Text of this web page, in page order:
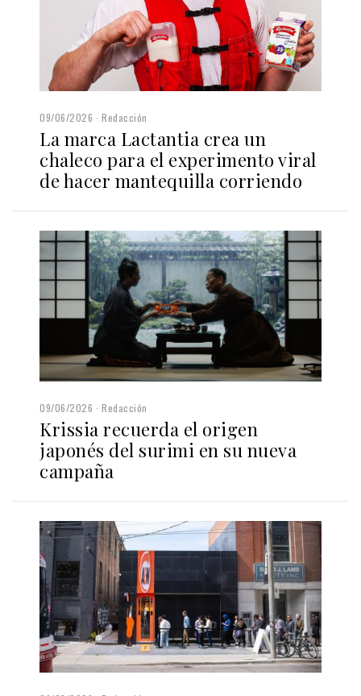
09/06/2026 Redacción
La marca Lactantia crea un
chaleco para el experimento viral
de hacer mantequilla corriendo
09/06/2026 Redacción
Krissia recuerda el origen
japonés del surimi en su nueva
campaña